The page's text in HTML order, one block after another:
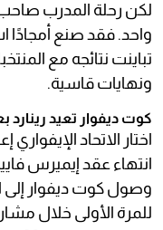
لكن رحلة المدرب
واحد. فقد صنع أمجادًا
تباينت نتائجه مع
ونهايات قاسية.
كوت ديفوار تعيد رينارد بعد
اختار الاتحاد
انتهاء عقد إيميرس
وصول كوت ديفوار إلى
للمرة الأولى خلال